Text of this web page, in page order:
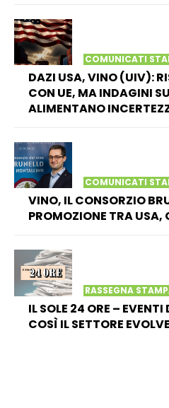
COMUNICATI
DAZI USA, VINO (UIV):
CON UE, MA INDAGINI
ALIMENTANO
COMUNICATI
VINO, IL CONSORZIO
PROMOZIONE TRA
RASSEGNA
IL SOLE 24 ORE –
COSÌ IL SETTORE